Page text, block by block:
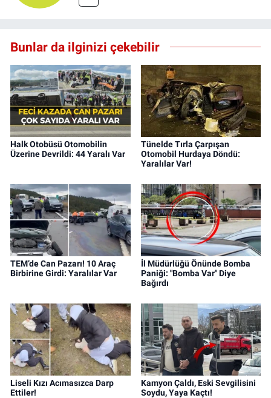
Bunlar da ilginizi çekebilir
Halk Otobüsü Otomobilin
Üzerine Devrildi: 44 Yaralı Var
Tünelde Tırla Çarpışan
Otomobil Hurdaya Döndü:
Yaralılar Var!
TEM’de Can Pazarı! 10 Araç
Birbirine Girdi: Yaralılar Var
İl Müdürlüğü Önünde Bomba
Paniği: "Bomba Var" Diye
Bağırdı
Liseli Kızı Acımasızca Darp
Ettiler!
Kamyon Çaldı, Eski Sevgilisini
Soydu, Yaya Kaçtı!